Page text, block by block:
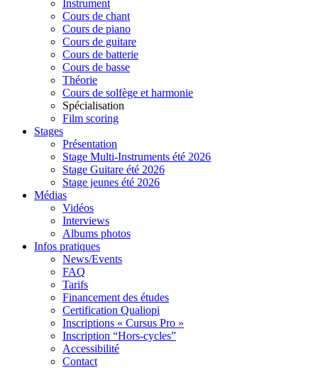
Instrument
Cours de chant
Cours de piano
Cours de guitare
Cours de batterie
Cours de basse
Théorie
Cours de solfège et harmonie
Spécialisation
Film scoring
Stages
Présentation
Stage Multi-Instruments été 2026
Stage Guitare été 2026
Stage jeunes été 2026
Médias
Vidéos
Interviews
Albums photos
Infos pratiques
News/Events
FAQ
Tarifs
Financement des études
Certification Qualiopi
Inscriptions « Cursus Pro »
Inscription “Hors-cycles”
Accessibilité
Contact